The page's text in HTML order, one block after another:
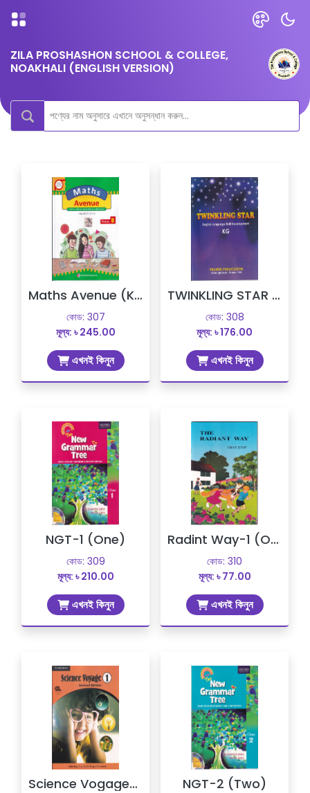
ZILA PROSHASHON SCHOOL & COLLEGE,
NOAKHALI (ENGLISH VERSION)
Maths Avenue (KG)
কোড: 307
মূল্য: ৳ 245.00
এখনই কিনুন
TWINKLING STAR (KG)
কোড: 308
মূল্য: ৳ 176.00
এখনই কিনুন
NGT-1 (One)
কোড: 309
মূল্য: ৳ 210.00
এখনই কিনুন
Radint Way-1 (One)
কোড: 310
মূল্য: ৳ 77.00
এখনই কিনুন
Science Vogage-1 (One) NGT-2 (Two)